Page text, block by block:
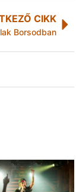
CIKK
Borsodban